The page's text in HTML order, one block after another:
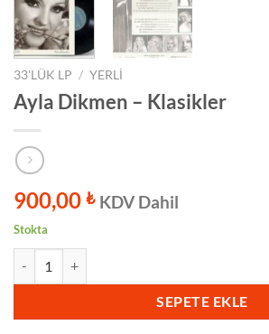
33'LÜK LP / YERLI
Ayla Dikmen – Klasikler
900,00 ₺ KDV Dahil
Stokta
SEPETE EKLE